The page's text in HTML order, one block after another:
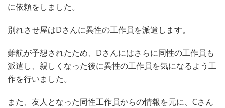
に依頼をしました。
別れさせ屋はDさんに異性の工作員を派遣します。
難航が予想されたため、Dさんにはさらに同性の工作員も
派遣し、親しくなった後に異性の工作員を気になるよう工
作を行いました。
また、友人となった同性工作員からの情報を元に、Cさん